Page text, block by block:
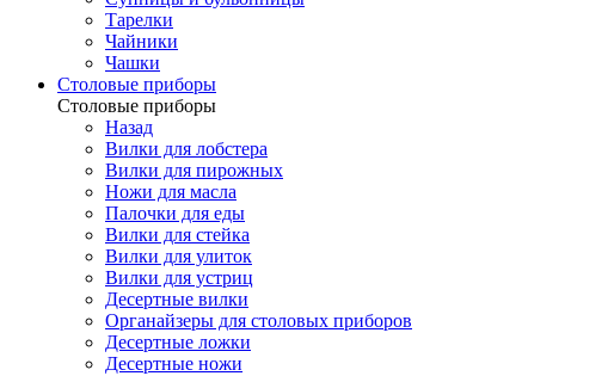
Тарелки
Чайники
Чашки
Cтоловые приборы
Cтоловые приборы
Назад
Вилки для лобстера
Вилки для пирожных
Ножи для масла
Палочки для еды
Вилки для стейка
Вилки для улиток
Вилки для устриц
Десертные вилки
Органайзеры для столовых приборов
Десертные ложки
Десертные ножи